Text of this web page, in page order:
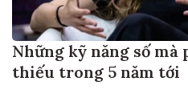
Những kỹ năng số
thiếu trong 5 năm tới